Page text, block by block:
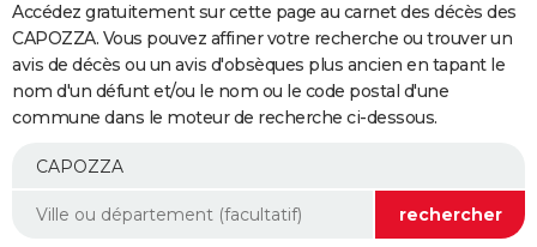
Programme TV
TNT
Streaming
Cinéma
Sorties cinéma
Musique
+
FINANCE
Retraite
Epargne
Immobilier
Risques naturels par ville
Banque
Assurance
AUTO
Essais
Réserver un essai
Citadines
Berlines
SUV
Forum auto
+
Mobiles
Meilleur smartphone
Internet
Ordinateurs
Jeux vidéo
Guide high-tech
Aménagement intérieur
Accédez gratuitement sur cette page au carnet des décès des
CAPOZZA. Vous pouvez affiner votre recherche ou trouver un
avis de décès ou un avis d'obsèques plus ancien en tapant le
nom d'un défunt et/ou le nom ou le code postal d'une
commune dans le moteur de recherche ci-dessous.